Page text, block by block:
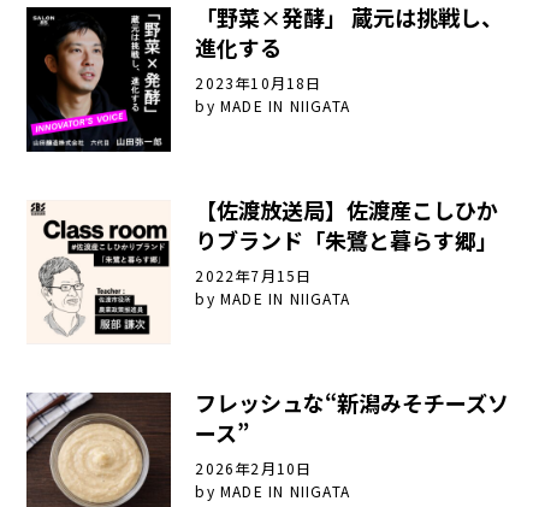
「野菜×発酵」 蔵元は挑戦し、
進化する
2023年10月18日
byMADE IN NIIGATA
【佐渡放送局】佐渡産こしひか
りブランド「朱鷺と暮らす郷」
2022年7月15日
byMADE IN NIIGATA
フレッシュな“新潟みそチーズソ
ース”
2026年2月10日
byMADE IN NIIGATA